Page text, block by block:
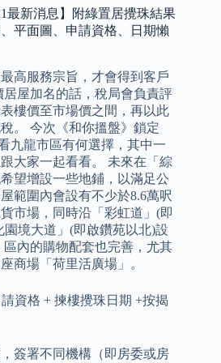
最新消息】附綠置居攪珠結果
平面圖、申請資格、日期懶
高服務宗旨，才會得到客戶
屋加名的話，稅局會負責評
樓價至市場價之間，再以此
。 今次《和你搵盤》鎖定
九龍市區有何選擇，其中一
大家一起看看。 未來在「綜
望增設一些地鋪，以滿足公
範圍內會設有不少於8.6萬呎
市場，同時沿「彩虹道」(即
境大道」(即啟鑽苑以北)設
內的購物配套也完善，尤其
商場「荷里活廣場」。
資格 + 揀樓攪珠日期 +按揭
簽署不同機構（即房委或房